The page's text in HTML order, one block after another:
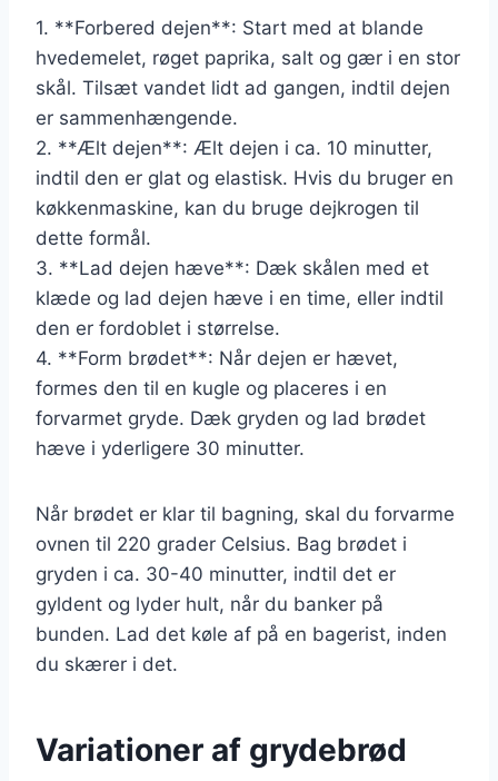
1. **Forbered dejen**: Start med at blande
hvedemelet, røget paprika, salt og gær i en stor
skål. Tilsæt vandet lidt ad gangen, indtil dejen
er sammenhængende.
2. **Ælt dejen**: Ælt dejen i ca. 10 minutter,
indtil den er glat og elastisk. Hvis du bruger en
køkkenmaskine, kan du bruge dejkrogen til
dette formål.
3. **Lad dejen hæve**: Dæk skålen med et
klæde og lad dejen hæve i en time, eller indtil
den er fordoblet i størrelse.
4. **Form brødet**: Når dejen er hævet,
formes den til en kugle og placeres i en
forvarmet gryde. Dæk gryden og lad brødet
hæve i yderligere 30 minutter.
Når brødet er klar til bagning, skal du forvarme
ovnen til 220 grader Celsius. Bag brødet i
gryden i ca. 30-40 minutter, indtil det er
gyldent og lyder hult, når du banker på
bunden. Lad det køle af på en bagerist, inden
du skærer i det.
Variationer af grydebrød